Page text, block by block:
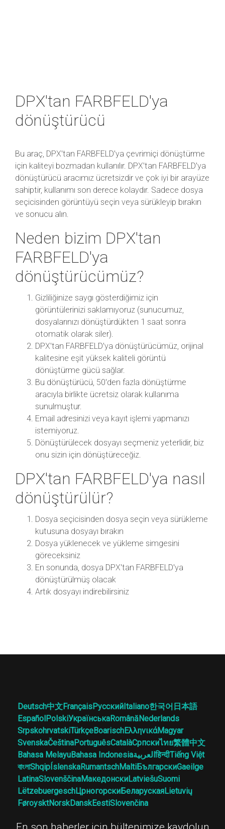
DPX'tan FARBFELD'ya
dönüştürücü
Bu araç, DPX'tan FARBFELD'ya çevrimiçi dönüştürme
için kaliteyi bozmadan kullanılır. DPX'tan FARBFELD'ya
dönüştürücü aracımız ücretsizdir ve çok iyi bir arayüze
sahiptir, kullanımı son derece kolaydır. Sadece dosya
seçicisinden görüntüyü seçin veya sürükleyip bırakın
ve sonucu alın.
Neden bizim DPX'tan
FARBFELD'ya
dönüştürücümüz?
Gizliliğinize saygı gösterdiğimiz için
görüntülerinizi saklamıyoruz (sunucumuz,
dosyalarınızı dönüştürdükten 1 saat sonra
otomatik olarak siler).
DPX'tan FARBFELD'ya dönüştürücümüz, orijinal
kalitesine eşit yüksek kaliteli görüntü
dönüştürme gücü sağlar.
Bu dönüştürücü, 50'den fazla dönüştürme
aracıyla birlikte ücretsiz olarak kullanıma
sunulmuştur.
Email adresinizi veya kayıt işlemi yapmanızı
istemiyoruz.
Dönüştürülecek dosyayı seçmeniz yeterlidir, biz
onu sizin için dönüştüreceğiz.
DPX'tan FARBFELD'ya nasıl
dönüştürülür?
Dosya seçicisinden dosya seçin veya sürükleme
kutusuna dosyayı bırakın
Dosya yüklenecek ve yükleme simgesini
göreceksiniz
En sonunda, dosya DPX'tan FARBFELD'ya
dönüştürülmüş olacak
Artık dosyayı indirebilirsiniz
Deutsch中文FrançaisРусскийItaliano한국어 日本語
EspañolPolskiУкраїнськаRomânăNederlands
SrpskohrvatskiTürkçeBoarischΕλληνικάMagyar
SvenskaČeštinaPortuguêsCatalàСрпскиไทย繁體中文
Bahasa MelayuBahasa Indonesiaالعربيةहिन्दीTiếng Việt
বাংলাShqipÍslenskaRumantschMaltiБългарскиGaeilge
LatinaSlovenščinaМакедонскиLatviešuSuomi
LëtzebuergeschЦрногорскиБеларускаяLietuvių
FøroysktNorskDanskEestiSlovenčina